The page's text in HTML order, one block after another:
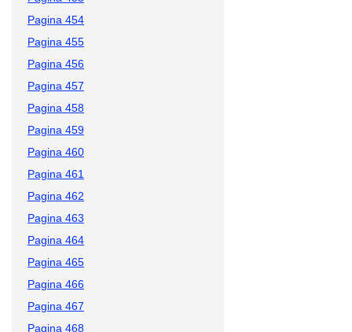
Pagina 454
Pagina 455
Pagina 456
Pagina 457
Pagina 458
Pagina 459
Pagina 460
Pagina 461
Pagina 462
Pagina 463
Pagina 464
Pagina 465
Pagina 466
Pagina 467
Pagina 468